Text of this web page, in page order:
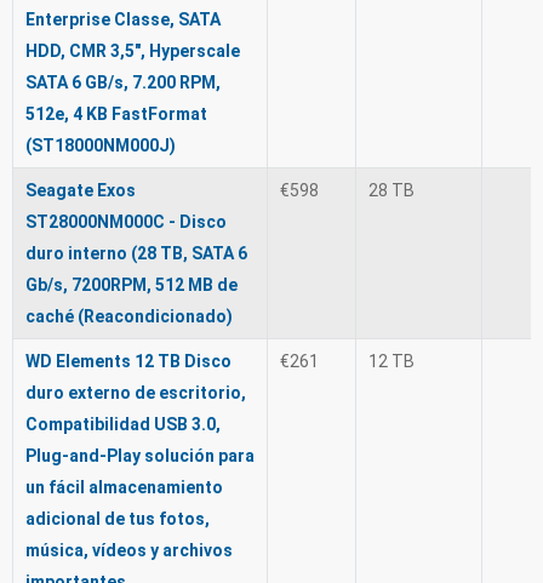
Enterprise Classe, SATA
HDD, CMR 3,5", Hyperscale
SATA 6 GB/s, 7.200 RPM,
512e, 4 KB FastFormat
(ST18000NM000J)
Seagate Exos
ST28000NM000C - Disco
duro interno (28 TB, SATA 6
Gb/s, 7200RPM, 512 MB de
caché (Reacondicionado)
€598 28 TB
WD Elements 12 TB Disco
duro externo de escritorio,
Compatibilidad USB 3.0,
Plug-and-Play solución para
un fácil almacenamiento
adicional de tus fotos,
música, vídeos y archivos
€261 12 TB